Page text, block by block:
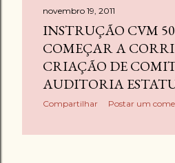
novembro 19, 2011
INSTRUÇÃO CVM
COMEÇAR A
CRIAÇÃO DE
AUDITORIA
Compartilhar Postar um